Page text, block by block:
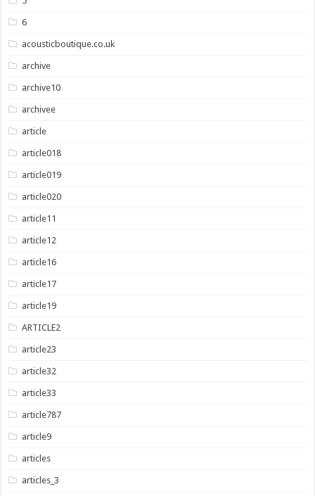
6
acousticboutique.co.uk
archive
archive10
archivee
article
article018
article019
article020
article11
article12
article16
article17
article19
ARTICLE2
article23
article32
article33
article787
article9
articles
articles_3